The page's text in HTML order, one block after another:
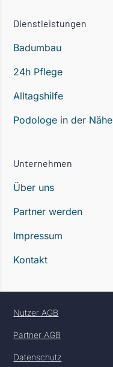
Dienstleistungen
Badumbau
24h Pflege
Alltagshilfe
Podologe in der Nähe
Unternehmen
Über uns
Partner werden
Impressum
Kontakt
Nutzer AGB
Partner AGB
Datenschutz